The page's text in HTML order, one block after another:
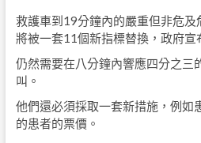
救護車到19分鐘內的嚴重但非危及
將被一套11個新指標替換，政府宣
仍然需要在八分鐘內響應四分之三
叫。
他們還必須採取一套新措施，例如
的患者的票價。